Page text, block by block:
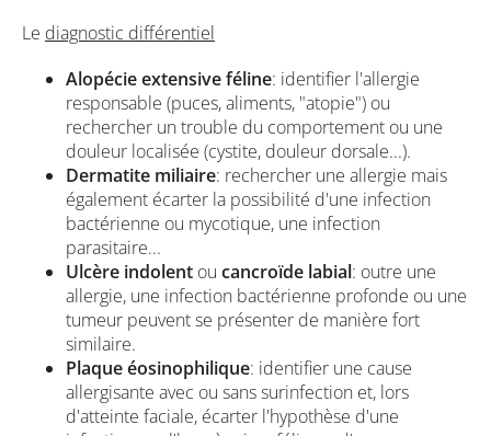
Le diagnostic différentiel
Alopécie extensive féline: identifier l'allergie
responsable (puces, aliments, "atopie") ou
rechercher un trouble du comportement ou une
douleur localisée (cystite, douleur dorsale...).
Dermatite miliaire: rechercher une allergie mais
également écarter la possibilité d'une infection
bactérienne ou mycotique, une infection
parasitaire...
Ulcère indolent ou cancroïde labial: outre une
allergie, une infection bactérienne profonde ou une
tumeur peuvent se présenter de manière fort
similaire.
Plaque éosinophilique: identifier une cause
allergisante avec ou sans surinfection et, lors
d'atteinte faciale, écarter l'hypothèse d'une